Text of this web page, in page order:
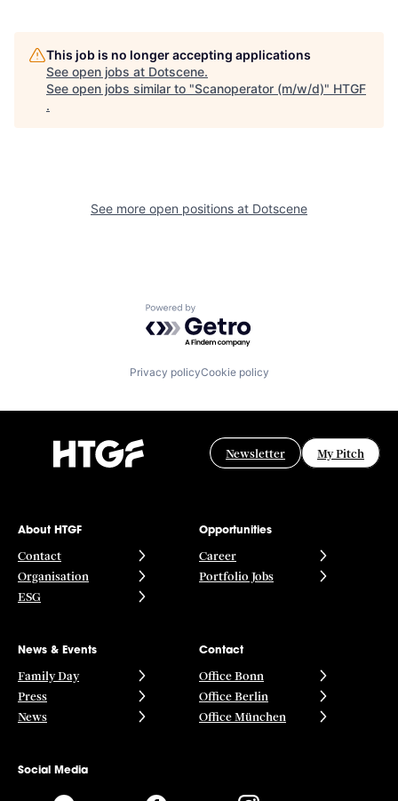
This job is no longer accepting applications
See open jobs at Dotscene.
See open jobs similar to "Scanoperator (m/w/d)" HTGF
.
See more open positions at Dotscene
Powered by Getro.com
Privacy policyCookie policy
Newsletter My Pitch
About HTGF
Contact
Organisation
ESG
Opportunities
Career
Portfolio Jobs
News & Events
Family Day
Press
News
Contact
Office Bonn
Office Berlin
Office München
Social Media